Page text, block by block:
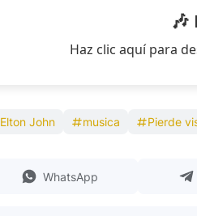
🎶
Haz clic aquí para
Elton John musica Pierde
WhatsApp